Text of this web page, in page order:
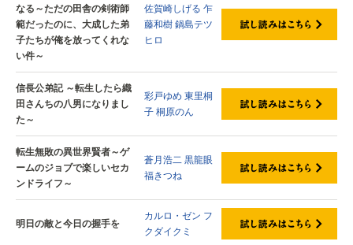
なる～ただの田舎の剣術師
範だったのに、大成した弟
子たちが俺を放ってくれな
い件～
佐賀崎しげる 乍
藤和樹鍋島テツ
ヒロ
信長公弟記 ～転生したら織
田さんちの八男になりまし
た～
彩戸ゆめ 東里桐
子桐原のん
転生無敗の異世界賢者～ゲ
ームのジョブで楽しいセカ
ンドライフ～
蒼月浩二黒龍眼
福きつね
明日の敵と今日の握手を
カルロ・ゼン フ
クダイクミ